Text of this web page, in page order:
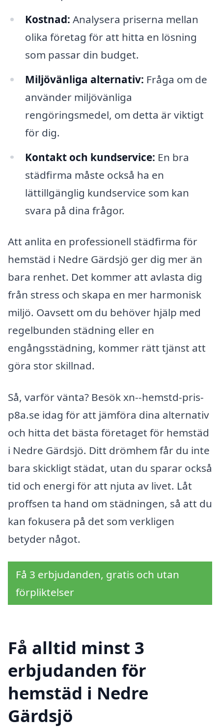
Kostnad: Analysera priserna mellan
olika företag för att hitta en lösning
som passar din budget.
Miljövänliga alternativ: Fråga om de
använder miljövänliga
rengöringsmedel, om detta är viktigt
för dig.
Kontakt och kundservice: En bra
städfirma måste också ha en
lättillgänglig kundservice som kan
svara på dina frågor.
Att anlita en professionell städfirma för
hemstäd i Nedre Gärdsjö ger dig mer än
bara renhet. Det kommer att avlasta dig
från stress och skapa en mer harmonisk
miljö. Oavsett om du behöver hjälp med
regelbunden städning eller en
engångsstädning, kommer rätt tjänst att
göra stor skillnad.
Så, varför vänta? Besök xn--hemstd-pris-
p8a.se idag för att jämföra dina alternativ
och hitta det bästa företaget för hemstäd
i Nedre Gärdsjö. Ditt drömhem får du inte
bara skickligt städat, utan du sparar också
tid och energi för att njuta av livet. Låt
proffsen ta hand om städningen, så att du
kan fokusera på det som verkligen
betyder något.
Få 3 erbjudanden, gratis och utan
förpliktelser
Få alltid minst 3
erbjudanden för
hemstäd i Nedre
Gärdsjö